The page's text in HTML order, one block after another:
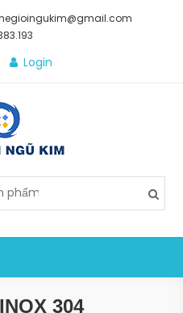
Login
xuất
304